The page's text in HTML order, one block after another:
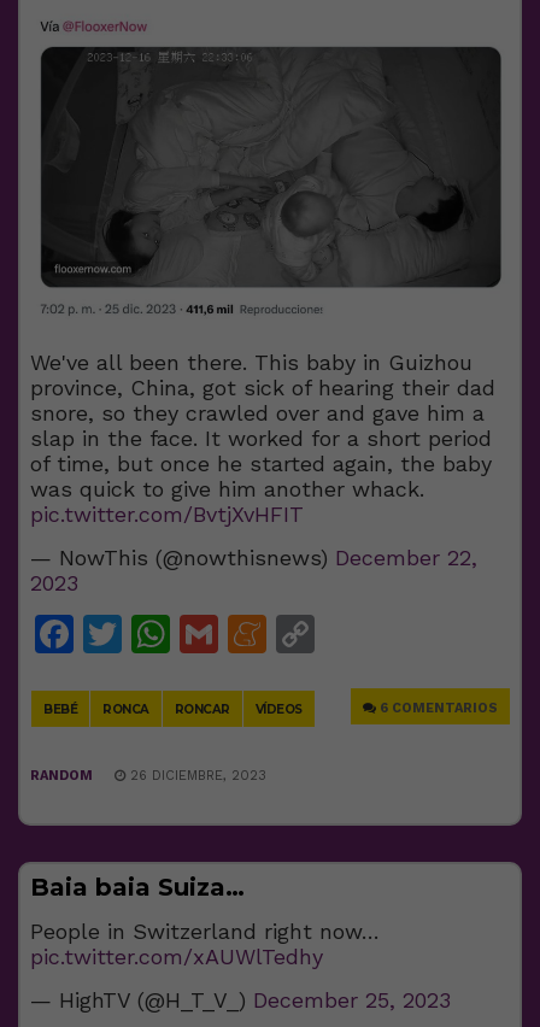
We've all been there. This baby in Guizhou
province, China, got sick of hearing their dad
snore, so they crawled over and gave him a
slap in the face. It worked for a short period
of time, but once he started again, the baby
was quick to give him another whack.
pic.twitter.com/BvtjXvHFIT
— NowThis (@nowthisnews) December 22,
2023
Facebook
Twitter
WhatsApp
GmailMeneame
BEBÉ RONCA RONCAR VÍDEOS 6 COMENTARIOS
RANDOM 26 DICIEMBRE, 2023
Baia baia Suiza…
People in Switzerland right now…
pic.twitter.com/xAUWlTedhy
— HighTV (@H_T_V_) December 25, 2023